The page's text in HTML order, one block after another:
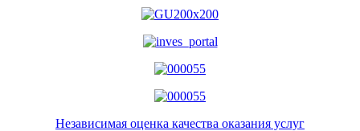
Независимая оценка качества оказания услуг